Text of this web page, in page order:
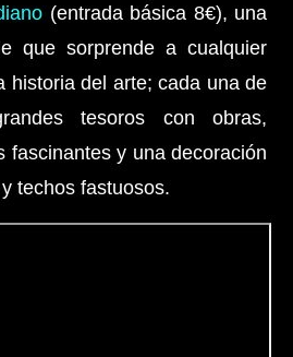
(entrada básica 8€), una
que sorprende a cualquier
historia del arte; cada una de
tesoros con obras,
fascinantes y una decoración
techos fastuosos.